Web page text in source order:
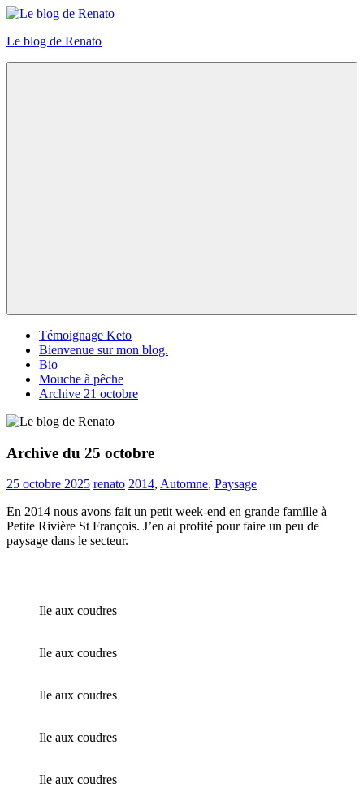
Skip
content
Le blog de Renato
Témoignage Keto
Bienvenue sur mon blog.
Bio
Mouche à pêche
Archive 21 octobre
Archive du 25 octobre
25 octobre 2025 renato 2014, Automne, Paysage
En 2014 nous avons fait un petit week-end en grande famille à
Petite Rivière St François. J’en ai profité pour faire un peu de
paysage dans le secteur.
Ile aux coudres
Ile aux coudres
Ile aux coudres
Ile aux coudres
Ile aux coudres